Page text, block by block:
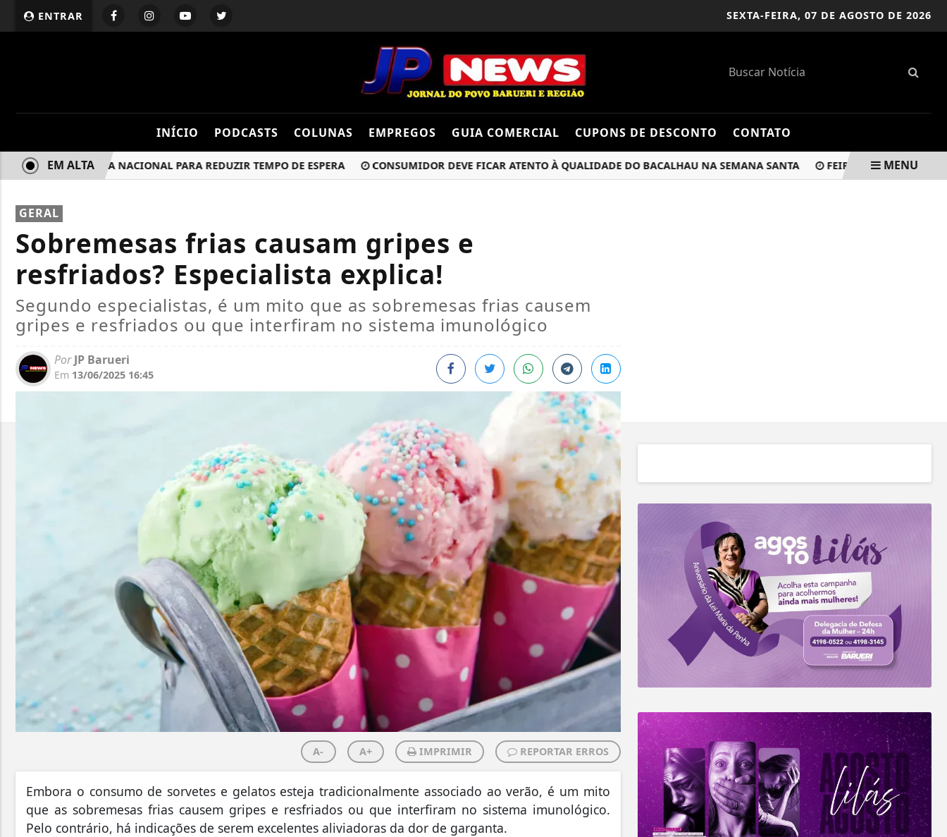
ENTRAR SEXTA-FEIRA, 07 DE AGOSTO DE 2026
INÍCIO PODCASTS COLUNAS EMPREGOS GUIA COMERCIAL CUPONS DE DESCONTO CONTATO
INSS TERÁ FILA NACIONAL PARA REDUZIR TEMPO DE ESPERA CONSUMIDOR DEVE FICAR ATENTO À QUALIDADE DO BACALHAU NA SEMANA SANTA FEIRAS DE ADOÇÃO DE
EM ALTA MENU
GERAL
Sobremesas frias causam gripes e
resfriados? Especialista explica!
Segundo especialistas, é um mito que as sobremesas frias causem
gripes e resfriados ou que interfiram no sistema imunológico
PorJP Barueri
Em 13/06/2025 16:45
A- A+ IMPRIMIR REPORTAR ERROS
Embora o consumo de sorvetes e gelatos esteja tradicionalmente associado ao verão, é um mito
que as sobremesas frias causem gripes e resfriados ou que interfiram no sistema imunológico.
Pelo contrário, há indicações de serem excelentes aliviadoras da dor de garganta.